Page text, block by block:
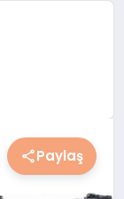
Paylaş